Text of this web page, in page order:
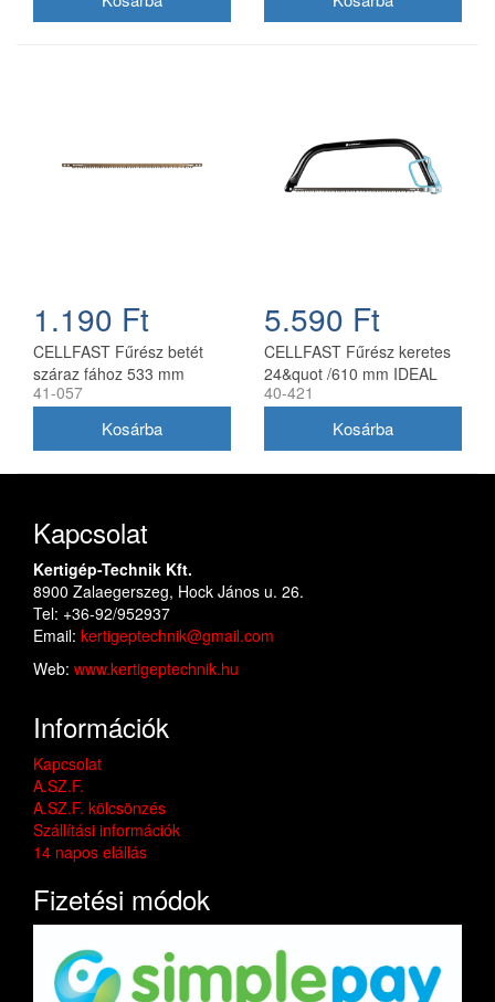
1.190 Ft
CELLFAST Fűrész betét
száraz fához 533 mm
41-057
5.590 Ft
CELLFAST Fűrész keretes
24&quot /610 mm IDEAL
40-421
Kapcsolat
Kertigép-Technik Kft.
8900 Zalaegerszeg, Hock János u. 26.
Tel: +36-92/952937
Email: kertigeptechnik@gmail.com
Web: www.kertigeptechnik.hu
Információk
Kapcsolat
A.SZ.F.
A.SZ.F. kölcsönzés
Szállítási információk
14 napos elállás
Fizetési módok